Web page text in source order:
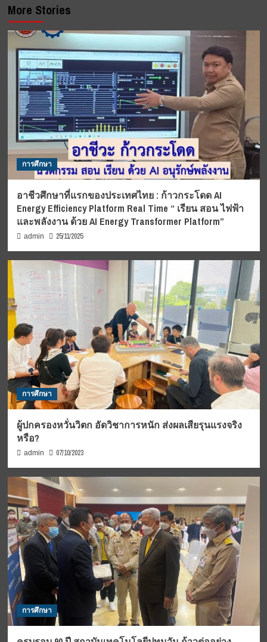
More Stories
การศึกษา
อาชีวศึกษาที่แรกของประเทศไทย : ก้าวกระโดด AI
Energy Efficiency Platform Real Time “ เรียน สอน ไฟฟ้า
และพลังงาน ด้วย AI Energy Transformer Platform”
admin 25/11/2025
การศึกษา
ผู้ปกครองหวั่นวิตก อัดวิชาการหนัก ส่งผลเสียรุนแรงจริง
หรือ?
admin 07/10/2023
การศึกษา